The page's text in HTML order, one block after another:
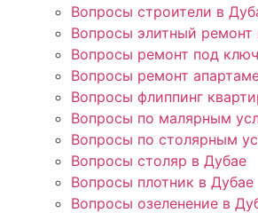
Вопросы строители в
Вопросы элитный ремонт
Вопросы ремонт под
Вопросы ремонт
Вопросы флиппинг
Вопросы по малярным
Вопросы по столярным
Вопросы столяр в Дубае
Вопросы плотник в Дубае
Вопросы озеленение в